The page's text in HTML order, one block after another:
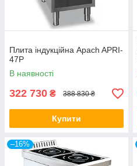
Плита індукційна Apach APRI-
47P
В наявності
322 730 ₴ 388 830 ₴
Купити
–16%